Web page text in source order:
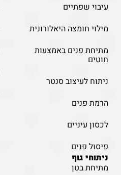
עיבוי שפתיים
מילוי חומצה היאלורונית
מתיחת פנים באמצעות
חוטים
ניתוח לעיצוב סנטר
הרמת פנים
לכסון עיניים
פיסול פנים
ניתוחי גוף
מתיחת בטן